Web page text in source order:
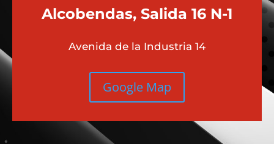
Alcobendas, Salida 16 N-1
Avenida de la Industria 14
Google Map